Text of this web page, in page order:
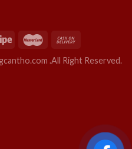
.All Right Reserved.